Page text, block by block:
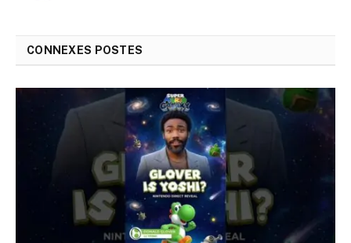
CONNEXES POSTES